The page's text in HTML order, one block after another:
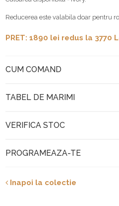
Reducerea este valabila doar pentru
PRET: 1890 lei redus la 3770
CUM COMAND
TABEL DE MARIMI
VERIFICA STOC
PROGRAMEAZA-TE
Inapoi la colectie